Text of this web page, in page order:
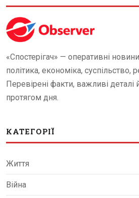
«Спостерігач» — оперативні
політика, економіка, суспільство,
Перевірені факти, важливі деталі
протягом дня.
КАТЕГОРІЇ
Життя
Війна